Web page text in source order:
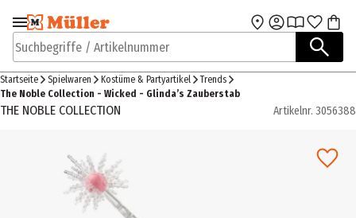
Zur Navigation
springen
Zum Hauptinhalt
Suchbegriffe / Artikelnummer
Startseite Spielwaren Kostüme & Partyartikel
Trends
The Noble Collection - Wicked - Glinda’s Zauberstab
THE NOBLE COLLECTION Artikelnr. 3056388